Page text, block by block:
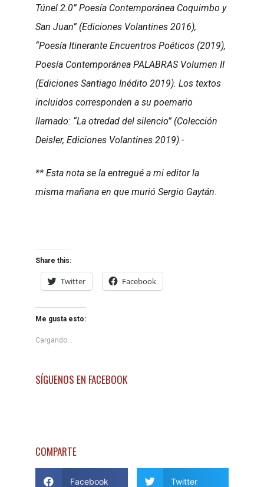
Túnel 2.0” Poesía Contemporánea Coquimbo y
San Juan” (Ediciones Volantines 2016),
“Poesía Itinerante Encuentros Poéticos (2019),
Poesía Contemporánea PALABRAS Volumen II
(Ediciones Santiago Inédito 2019). Los textos
incluidos corresponden a su poemario
llamado: “La otredad del silencio” (Colección
Deisler, Ediciones Volantines 2019).-
** Esta nota se la entregué a mi editor la
misma mañana en que murió Sergio Gaytán.
Share this:
Twitter Facebook
Me gusta esto:
Cargando...
SÍGUENOS EN FACEBOOK
COMPARTE
Facebook Twitter